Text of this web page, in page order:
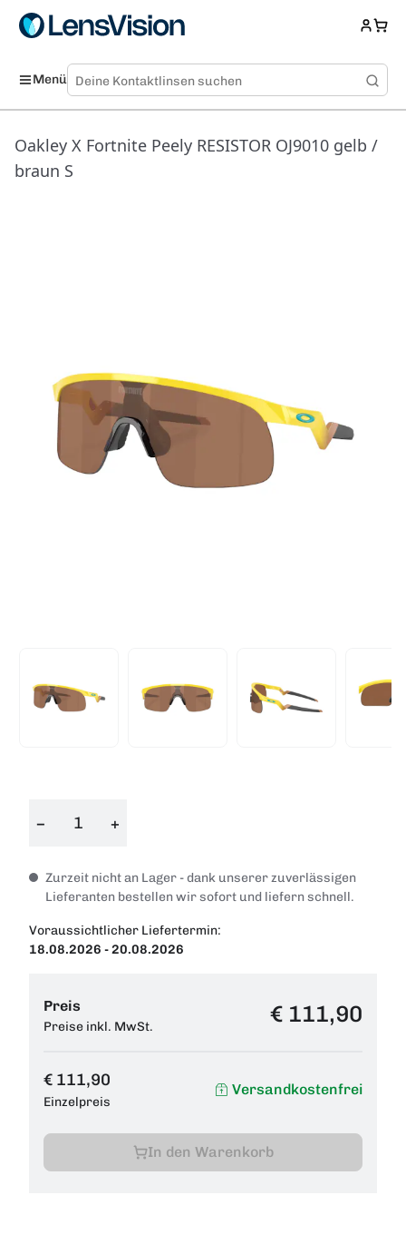
Menü
Oakley X Fortnite Peely RESISTOR OJ9010 gelb /
braun S
− +
Zurzeit nicht an Lager - dank unserer zuverlässigen
Lieferanten bestellen wir sofort und liefern schnell.
Voraussichtlicher Liefertermin:
18.08.2026 - 20.08.2026
Preis
Preise inkl. MwSt. € 111,90
€ 111,90
Einzelpreis
Versandkostenfrei
In den Warenkorb